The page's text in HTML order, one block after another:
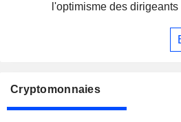
l'optimisme des
Cryptomonnaies